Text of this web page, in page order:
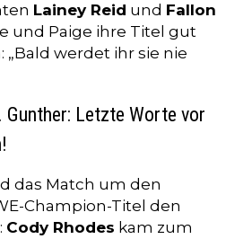
Lainey Reid und Fallon
und Paige ihre Titel gut
werdet ihr sie nie
Gunther: Letzte Worte vor
das Match um den
Champion-Titel den
Cody Rhodes kam zum